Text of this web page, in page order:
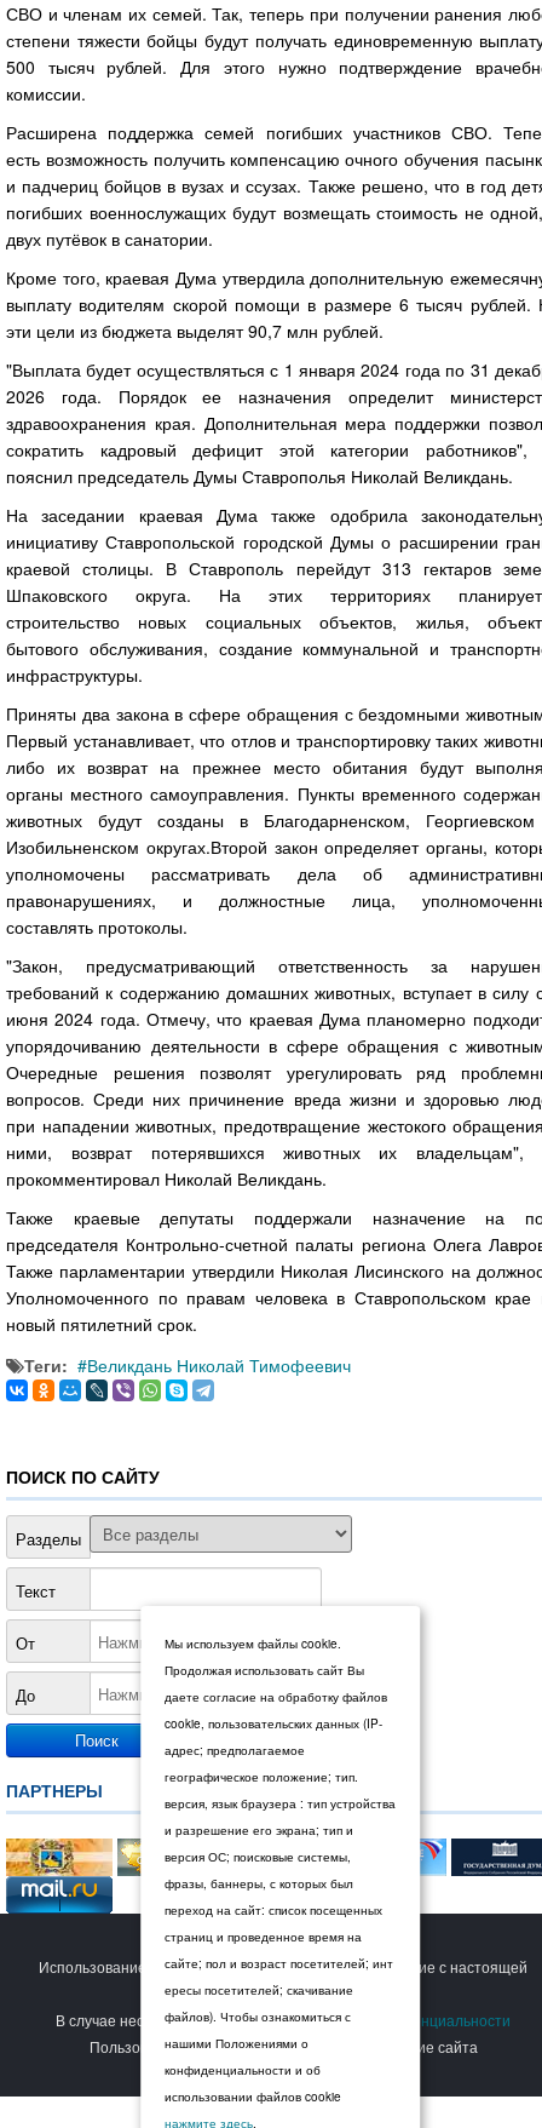
СВО и членам их семей. Так, теперь при получении ранения
степени тяжести бойцы будут получать единовременную
500 тысяч рублей. Для этого нужно подтверждение
комиссии.
Расширена поддержка семей погибших участников СВО.
есть возможность получить компенсацию очного обучения
и падчериц бойцов в вузах и ссузах. Также решено, что в год
погибших военнослужащих будут возмещать стоимость не
двух путёвок в санатории.
Кроме того, краевая Дума утвердила дополнительную
выплату водителям скорой помощи в размере 6 тысяч рублей.
эти цели из бюджета выделят 90,7 млн рублей.
"Выплата будет осуществляться с 1 января 2024 года по 31
2026 года. Порядок ее назначения определит
здравоохранения края. Дополнительная мера поддержки
сократить кадровый дефицит этой категории
пояснил председатель Думы Ставрополья Николай Великдань.
На заседании краевая Дума также одобрила
инициативу Ставропольской городской Думы о расширении
краевой столицы. В Ставрополь перейдут 313 гектаров
Шпаковского округа. На этих территориях
строительство новых социальных объектов, жилья,
бытового обслуживания, создание коммунальной и
инфраструктуры.
Приняты два закона в сфере обращения с бездомными
Первый устанавливает, что отлов и транспортировку таких
либо их возврат на прежнее место обитания будут
органы местного самоуправления. Пункты временного
животных будут созданы в Благодарненском,
Изобильненском округах.Второй закон определяет органы,
уполномочены рассматривать дела об
правонарушениях, и должностные лица,
составлять протоколы.
"Закон, предусматривающий ответственность за
требований к содержанию домашних животных, вступает в силу
июня 2024 года. Отмечу, что краевая Дума планомерно
упорядочиванию деятельности в сфере обращения с
Очередные решения позволят урегулировать ряд
вопросов. Среди них причинение вреда жизни и здоровью
при нападении животных, предотвращение жестокого
ними, возврат потерявшихся животных их
прокомментировал Николай Великдань.
Также краевые депутаты поддержали назначение на
председателя Контрольно-счетной палаты региона Олега
Также парламентарии утвердили Николая Лисинского на
Уполномоченного по правам человека в Ставропольском крае
новый пятилетний срок.
Теги:
Великдань Николай Тимофеевич
ПОИСК ПО САЙТУ
Разделы
Текст
От
До
ПАРТНЕРЫ
© 2026 Дума Ставропольского края.
Использование сайта Пользователем означает согласие с настоящей
Политикой конфиденциальности
В случае несогласия с условиямиПолитики конфиденциальности
Пользователь должен прекратить использование сайта
Мы используем файлы cookie.
Продолжая использовать сайт Вы
даете согласие на обработку файлов
cookie, пользовательских данных (IP-
адрес; предполагаемое
географическое положение; тип.
версия, язык браузера : тип устройства
и разрешение его экрана; тип и
версия ОС; поисковые системы,
фразы, баннеры, с которых был
переход на сайт: список посещенных
страниц и проведенное время на
сайте; пол и возраст посетителей; инт
ересы посетителей; скачивание
файлов). Чтобы ознакомиться с
нашими Положениями о
конфиденциальности и об
использовании файлов cookie
нажмите здесь.